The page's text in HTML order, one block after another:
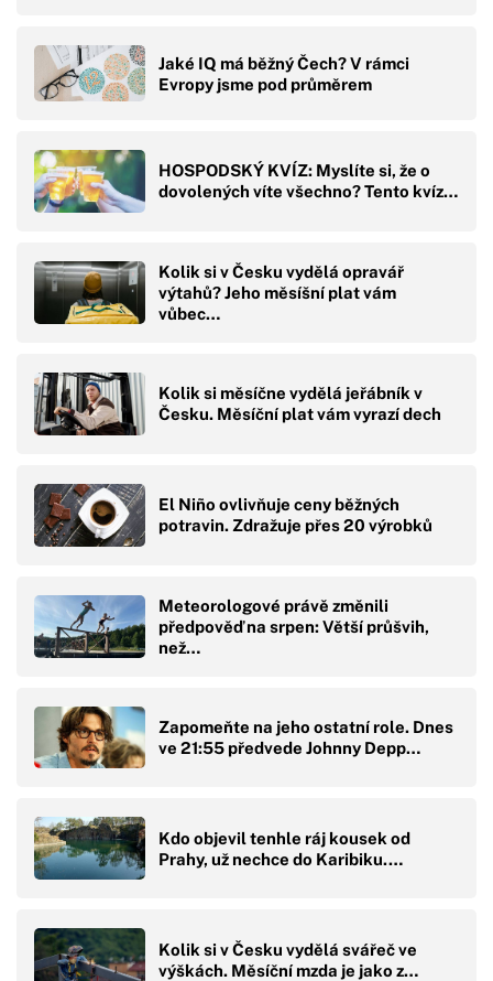
Jaké IQ má běžný Čech? V rámci
Evropy jsme pod průměrem
HOSPODSKÝ KVÍZ: Myslíte si, že o
dovolených víte všechno? Tento kvíz…
Kolik si v Česku vydělá opravář
výtahů? Jeho měsíšní plat vám
vůbec…
Kolik si měsíčne vydělá jeřábník v
Česku. Měsíční plat vám vyrazí dech
El Niño ovlivňuje ceny běžných
potravin. Zdražuje přes 20 výrobků
Meteorologové právě změnili
předpověď na srpen: Větší průšvih,
než…
Zapomeňte na jeho ostatní role. Dnes
ve 21:55 předvede Johnny Depp…
Kdo objevil tenhle ráj kousek od
Prahy, už nechce do Karibiku.…
Kolik si v Česku vydělá svářeč ve
výškách. Měsíční mzda je jako z…